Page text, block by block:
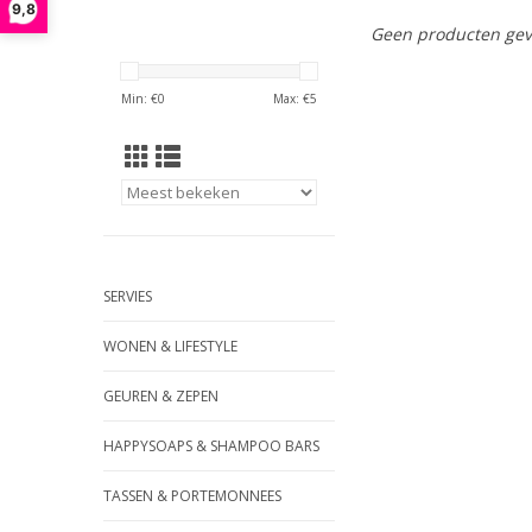
9,8
Min: €0 Max: €5
SERVIES
WONEN & LIFESTYLE
GEUREN & ZEPEN
HAPPYSOAPS & SHAMPOO BARS
TASSEN & PORTEMONNEES
Geen producten